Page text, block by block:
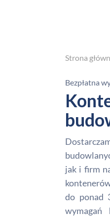
Strona
Bezpłatna
jak i firm
do ponad
wymagań